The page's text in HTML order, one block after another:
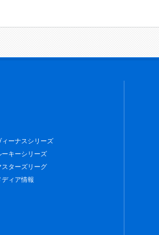
ィーナスシリーズ
ーキーシリーズ
スターズリーグ
ディア情報